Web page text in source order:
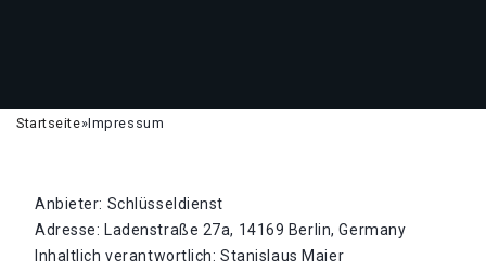
Startseite»Impressum
Anbieter: Schlüsseldienst
Adresse: Ladenstraße 27a, 14169 Berlin, Germany
Inhaltlich verantwortlich: Stanislaus Maier